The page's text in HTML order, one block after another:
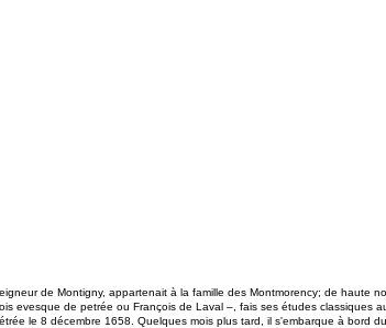
de Montigny, appartenait à la famille des Montmorency; de haute
evesque de petrée ou François de Laval –, fais ses études classiques
le 8 décembre 1658. Quelques mois plus tard, il s'embarque à bord